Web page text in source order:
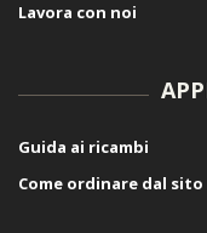
Lavora con noi
Guida ai ricambi
Come ordinare dal sito